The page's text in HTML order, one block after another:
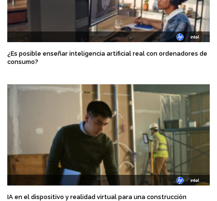
¿Es posible enseñar inteligencia artificial real con ordenadores de
consumo?
IA en el dispositivo y realidad virtual para una construcción